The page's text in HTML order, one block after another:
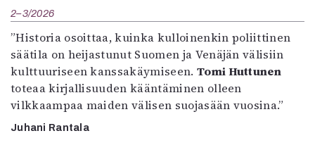
2–3/2026
”Historia osoittaa, kuinka kulloinenkin poliittinen
säätila on heijastunut Suomen ja Venäjän välisiin
kulttuuriseen kanssakäymiseen. Tomi Huttunen
toteaa kirjallisuuden kääntäminen olleen
vilkkaampaa maiden välisen suojasään vuosina.”
Juhani Rantala